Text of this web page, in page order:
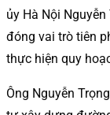
ủy Hà Nội
đóng vai trò tiên
thực hiện quy
Ông Nguyễn